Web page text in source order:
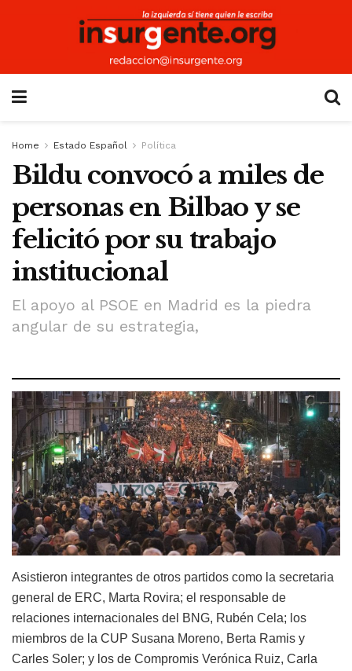
Home Estado Español Política
Bildu convocó a miles de
personas en Bilbao y se
felicitó por su trabajo
institucional
El apoyo al PSOE en Madrid es la piedra
angular de su estrategia,
Asistieron integrantes de otros partidos como la secretaria
general de ERC, Marta Rovira; el responsable de
relaciones internacionales del BNG, Rubén Cela; los
miembros de la CUP Susana Moreno, Berta Ramis y
Carles Soler; y los de Compromis Verónica Ruiz, Carla